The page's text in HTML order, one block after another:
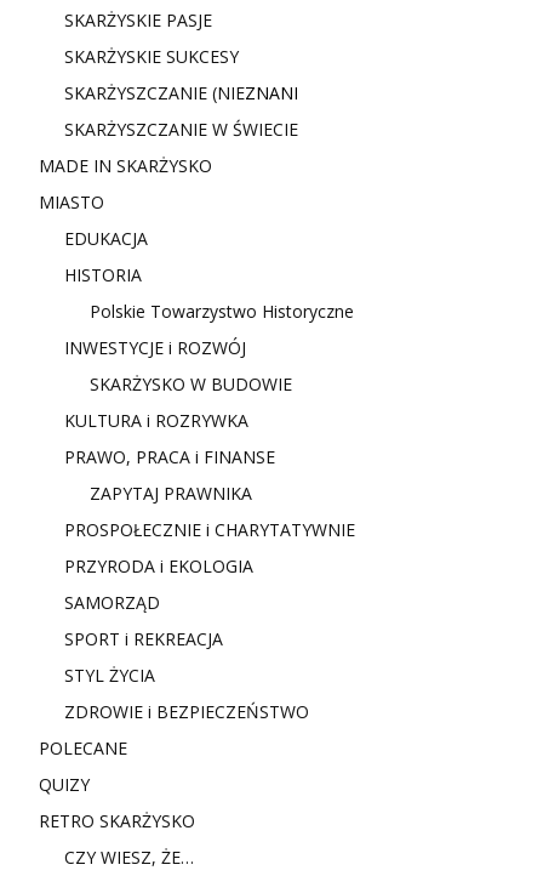
SKARŻYSKIE PASJE
SKARŻYSKIE SUKCESY
SKARŻYSZCZANIE (NIEZNANI
SKARŻYSZCZANIE W ŚWIECIE
MADE IN SKARŻYSKO
MIASTO
EDUKACJA
HISTORIA
Polskie Towarzystwo Historyczne
INWESTYCJE i ROZWÓJ
SKARŻYSKO W BUDOWIE
KULTURA i ROZRYWKA
PRAWO, PRACA i FINANSE
ZAPYTAJ PRAWNIKA
PROSPOŁECZNIE i CHARYTATYWNIE
PRZYRODA i EKOLOGIA
SAMORZĄD
SPORT i REKREACJA
STYL ŻYCIA
ZDROWIE i BEZPIECZEŃSTWO
POLECANE
QUIZY
RETRO SKARŻYSKO
CZY WIESZ, ŻE…